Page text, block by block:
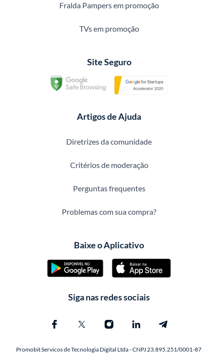
Fralda Pampers em promoção
TVs em promoção
Site Seguro
Artigos de Ajuda
Diretrizes da comunidade
Critérios de moderação
Perguntas frequentes
Problemas com sua compra?
Baixe o Aplicativo
Siga nas redes sociais
Promobit Servicos de Tecnologia Digital Ltda - CNPJ 23.895.251/0001-87